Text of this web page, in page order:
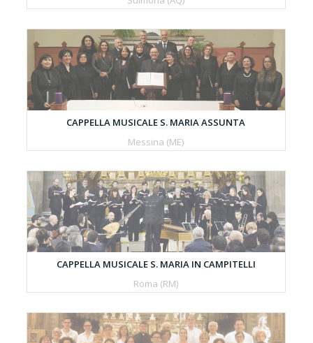
CAPPELLA MUSICALE S. MARIA ASSUNTA
Messina (ME)
CAPPELLA MUSICALE S. MARIA IN CAMPITELLI
Roma (RM)